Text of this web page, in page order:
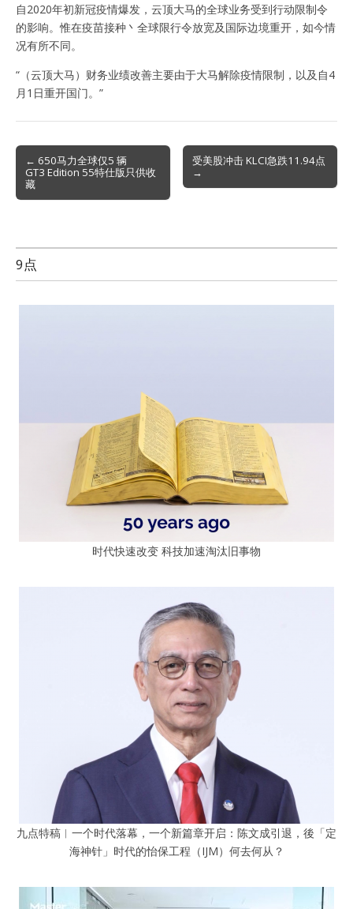
自2020年初新冠疫情爆发，云顶大马的全球业务受到行动限制令
的影响。惟在疫苗接种丶全球限行令放宽及国际边境重开，如今情
况有所不同。
“（云顶大马）财务业绩改善主要由于大马解除疫情限制，以及自4
月1日重开国门。”
Post
navigation
← 650马力全球仅5 辆
GT3 Edition 55特仕版只供收
藏
受美股冲击 KLCI急跌11.94点
→
9点
时代快速改变 科技加速淘汰旧事物
九点特稿︱一个时代落幕，一个新篇章开启：陈文成引退，後「定
海神针」时代的怡保工程（IJM）何去何从？